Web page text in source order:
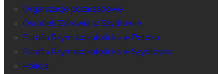
Organizacje pozarządowe
Ośrodek Zdrowia w Szydłowie
Parafia Rzymskokatolicka w Potoku
Parafia Rzymskokatolicka w Szydłowie
Policja